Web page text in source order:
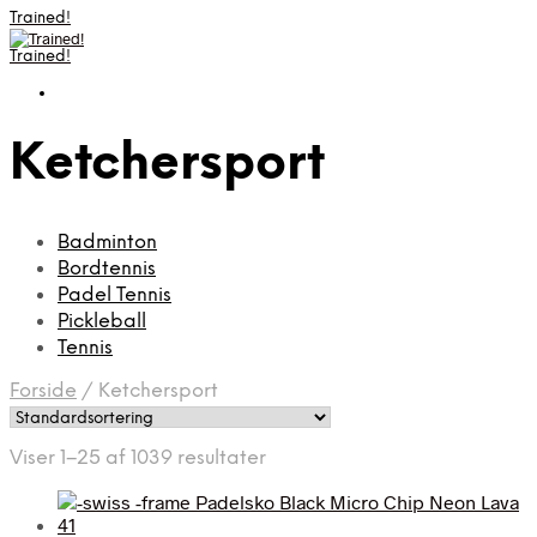
Trained!
Trained!
Ketchersport
Badminton
Bordtennis
Padel Tennis
Pickleball
Tennis
Forside / Ketchersport
Viser 1–25 af 1039 resultater